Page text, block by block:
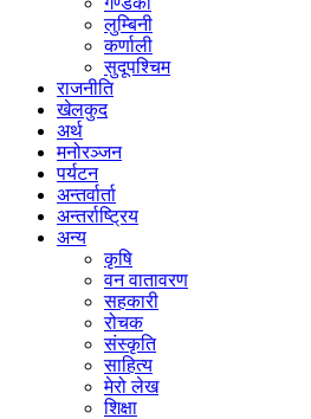
लुम्बिनी
कर्णाली
सुदूपश्‍चिम
राजनीति
खेलकुद
अर्थ
मनोरञ्‍जन
पर्यटन
अन्तर्वार्ता
अन्तर्राष्‍ट्रिय
अन्य
कृषि
वन वातावरण
सहकारी
रोचक
संस्कृति
साहित्य
मेरो लेख
शिक्षा